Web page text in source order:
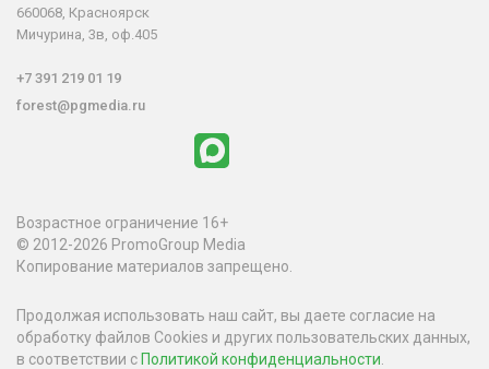
660068, Красноярск
Мичурина, 3в, оф.405
+7 391 219 01 19
forest@pgmedia.ru
Возрастное ограничение 16+
© 2012-2026 PromoGroup Media
Копирование материалов запрещено.
Продолжая использовать наш сайт, вы даете согласие на
обработку файлов Cookies и других пользовательских данных,
в соответствии с Политикой конфиденциальности.